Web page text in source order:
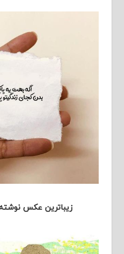
زیباترین عکس